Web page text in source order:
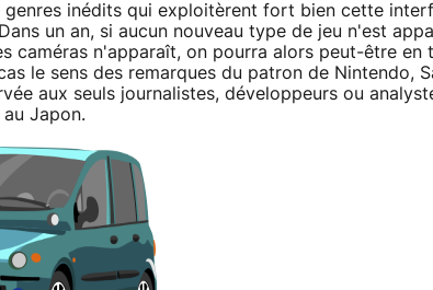
genres inédits qui exploitèrent fort bien cette
un an, si aucun nouveau type de jeu n'est
caméras n'apparaît, on pourra alors peut-être en
le sens des remarques du patron de Nintendo,
aux seuls journalistes, développeurs ou
Japon.